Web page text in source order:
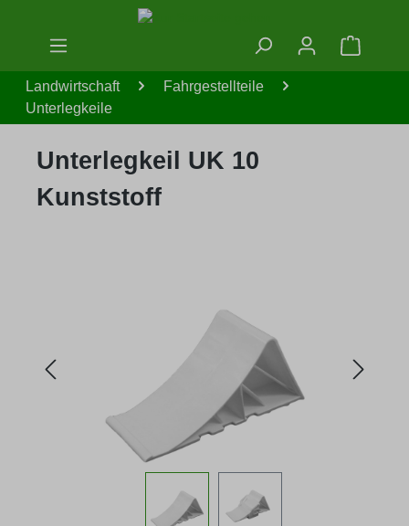
Zum Hauptinhalt springen
Landwirtschaft
Fahrgestellteile
Unterlegkeile
Unterlegkeil UK 10
Kunststoff